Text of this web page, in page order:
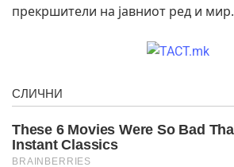
прекршители на јавниот ред и мир.